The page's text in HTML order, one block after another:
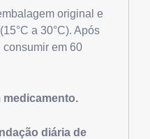
original e
a 30°C). Após
em 60
medicamento.
diária de